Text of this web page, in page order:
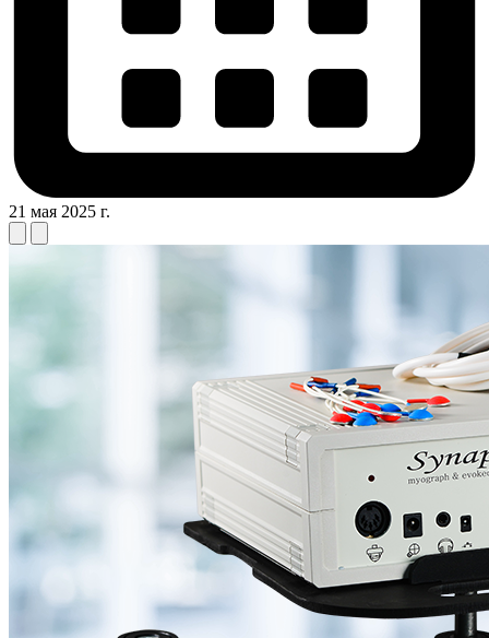
21 мая 2025 г.